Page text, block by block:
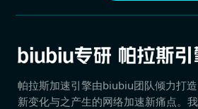
帕拉斯加速引擎由biubiu团队倾力打
新变化与之产生的网络加速新痛点。